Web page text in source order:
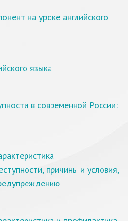
на уроке английского
языка
в современной России:
причины и условия,